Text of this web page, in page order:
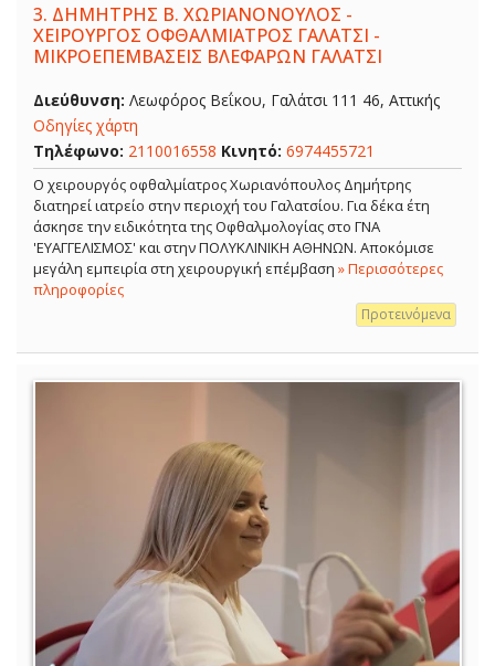
3. ΔΗΜΗΤΡΗΣ Β. ΧΩΡΙΑΝΟΝΟΥΛΟΣ -
ΧΕΙΡΟΥΡΓΟΣ ΟΦΘΑΛΜΙΑΤΡΟΣ ΓΑΛΑΤΣΙ -
ΜΙΚΡΟΕΠΕΜΒΑΣΕΙΣ ΒΛΕΦΑΡΩΝ ΓΑΛΑΤΣΙ
Διεύθυνση: Λεωφόρος Βεΐκου, Γαλάτσι 111 46, Αττικής
Οδηγίες χάρτη
Τηλέφωνο: 2110016558 Κινητό: 6974455721
Ο χειρουργός οφθαλμίατρος Χωριανόπουλος Δημήτρης
διατηρεί ιατρείο στην περιοχή του Γαλατσίου. Για δέκα έτη
άσκησε την ειδικότητα της Οφθαλμολογίας στο ΓΝΑ
'ΕΥΑΓΓΕΛΙΣΜΟΣ' και στην ΠΟΛΥΚΛΙΝΙΚΗ ΑΘΗΝΩΝ. Αποκόμισε
μεγάλη εμπειρία στη χειρουργική επέμβαση » Περισσότερες
πληροφορίες
Προτεινόμενα